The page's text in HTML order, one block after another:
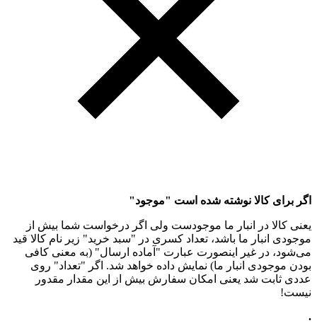
اگر برای کالا نوشته شده است "موجود"
یعنی کالا در انبار ما موجودست ولی اگر درخواست شما بیش از
موجودی انبار ما باشد، تعداد کسری در "سبد خرید" زیر نام کالا قید
می‌شود، در غیر اینصورت عبارت "آماده ارسال" (به معنی کافی
بودن موجودی انبار ما) نمایش داده خواهد شد. اگر "تعداد" روی
عددی ثابت شد یعنی امکان سفارش بیش از این مقدار مقدور
نیست!
.